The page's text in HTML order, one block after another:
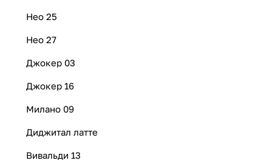
Нео 25
Нео 27
Джокер 03
Джокер 16
Милано 09
Диджитал латте
Вивальди 13